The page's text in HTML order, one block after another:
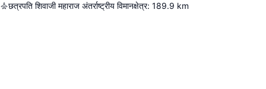
छत्रपति शिवाजी महाराज अंतर्राष्ट्रीय विमानक्षेत्र: 189.9 km